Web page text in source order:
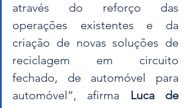
através do reforço das
operações existentes e da
criação de novas soluções de
reciclagem em circuito
fechado, de automóvel para
automóvel”, afirma Luca de